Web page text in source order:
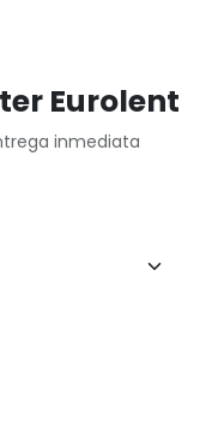
Eurolent
inmediata